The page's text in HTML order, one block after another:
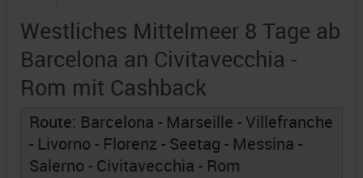
Westliches Mittelmeer 8 Tage ab
Barcelona an Civitavecchia -
Rom mit Cashback
Route: Barcelona - Marseille - Villefranche
- Livorno - Florenz - Seetag - Messina -
Salerno - Civitavecchia - Rom